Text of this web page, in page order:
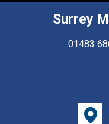
Surrey
01483